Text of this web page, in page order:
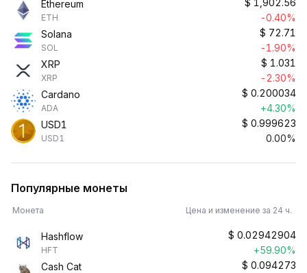
Ethereum
ETH
$ 1,902.56
-0.40%
Solana
SOL
$ 72.71
-1.90%
XRP
XRP
$ 1.031
-2.30%
Cardano
ADA
$ 0.200034
+4.30%
USD1
USD1
$ 0.999623
0.00%
Популярные монеты
Монета Цена и изменение за 24 ч.
Hashflow
HFT
$ 0.02942904
+59.90%
Cash Cat
$ 0.094273